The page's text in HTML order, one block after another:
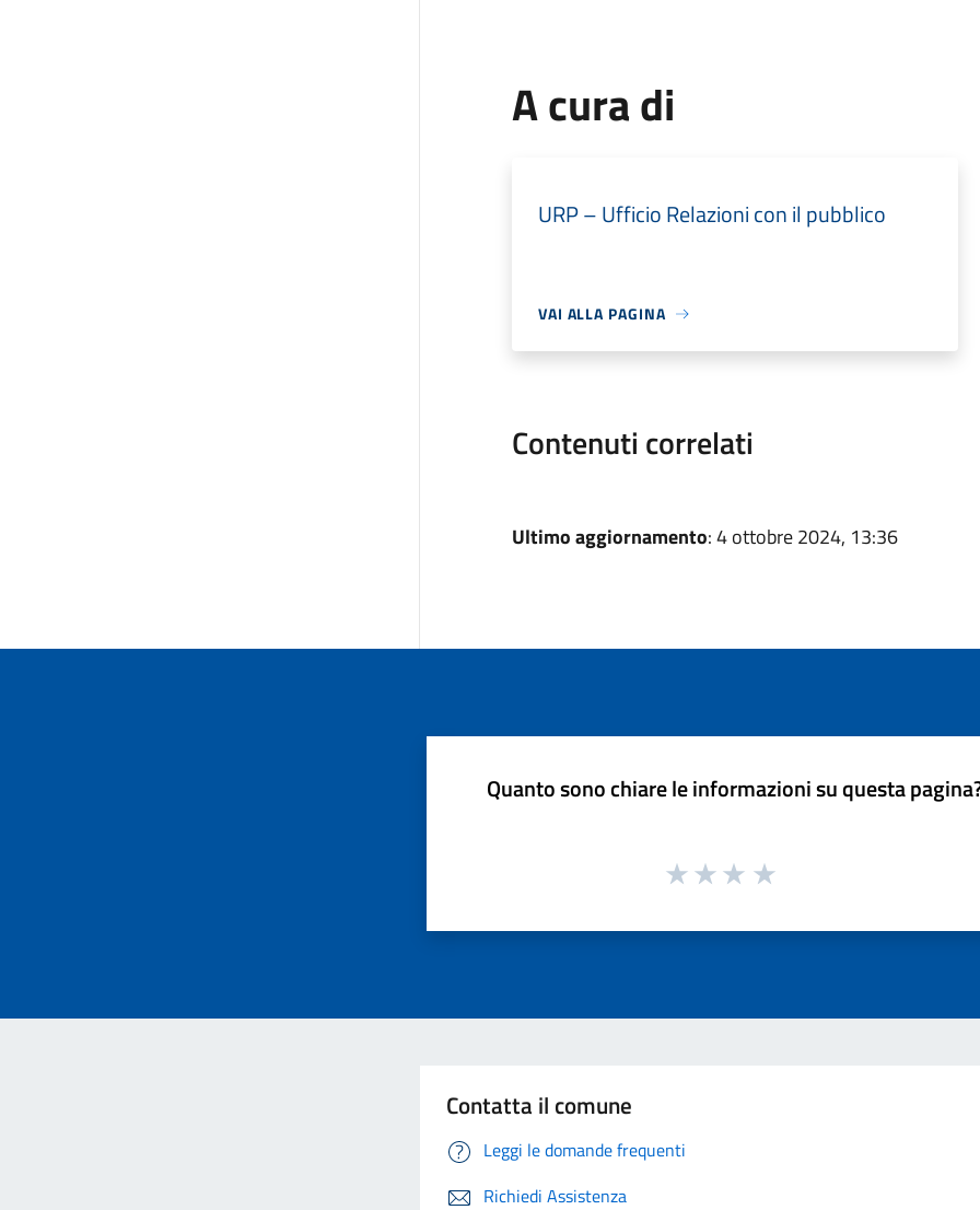
A cura di
URP – Ufficio Relazioni con il pubblico
VAI ALLA PAGINA
Contenuti correlati
Ultimo aggiornamento: 4 ottobre 2024, 13:36
Quanto sono chiare le informazioni su questa
Contatta il comune
Leggi le domande frequenti
Richiedi Assistenza